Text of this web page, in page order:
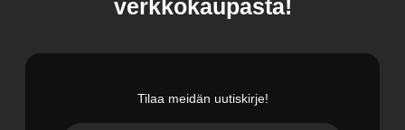
verkkokaupasta!
Tilaa meidän uutiskirje!